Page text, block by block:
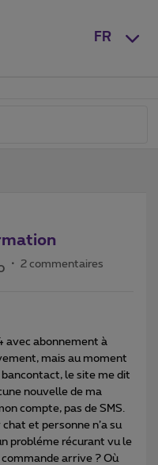
FR
2 commentaires
avec abonnement à
mais au moment
le site me dit
nouvelle de ma
compte, pas de SMS.
et personne n’a su
probléme récurant vu le
arrive ? Où